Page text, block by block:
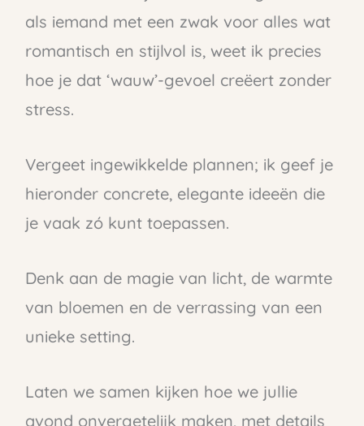
als iemand met een zwak voor alles wat
romantisch en stijlvol is, weet ik precies
hoe je dat ‘wauw’-gevoel creëert zonder
stress.
Vergeet ingewikkelde plannen; ik geef je
hieronder concrete, elegante ideeën die
je vaak zó kunt toepassen.
Denk aan de magie van licht, de warmte
van bloemen en de verrassing van een
unieke setting.
Laten we samen kijken hoe we jullie
avond onvergetelijk maken, met details